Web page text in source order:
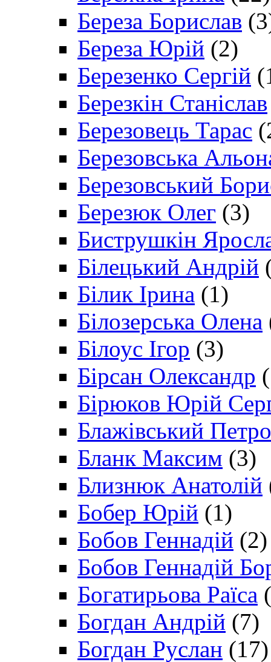
Береза Борислав
Береза Юрій (2)
Березенко Сергій
Березкін Станіслав
Березовець Тарас
Березовська
Березовський
Березюк Олег (3)
Биструшкін
Білецький Андрій
Білик Ірина (1)
Білозерська Олена
Білоус Ігор (3)
Бірсан Олександр
Бірюков Юрій
Блажівський Петро
Бланк Максим (3)
Близнюк Анатолій
Бобер Юрій (1)
Бобов Геннадій (2)
Бобов Геннадій
Богатирьова Раїса
Богдан Андрій (7)
Богдан Руслан (17)